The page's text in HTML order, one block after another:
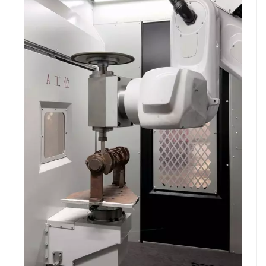
при сбое в работе заготовка может вылететь напрямую,
что приведёт к несчастному случаю; система
автоматической компенсации отсутствует, а отклонение
отливки вообще не поддаётся коррекции.В массовом
производстве автоматическое обнаружение служит
своего рода «защитным барьером» для
предотвращения несчастных случаев; автоматическая
компенсация — «корректором» для устранения ошибок
литья. Только сочетание этих двух факторов позволяет
добиться стабильного производства — именно поэтому
всё больше литейных предприятий выбирают
шлифовальные роботы New World в качестве своего
приоритетного выбора.